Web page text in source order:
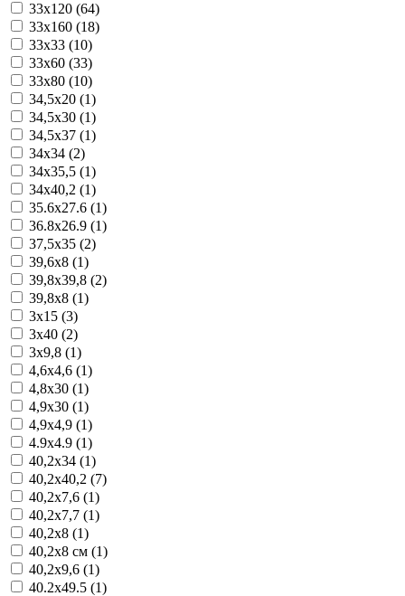
33x120 (64)
33x160 (18)
33x33 (10)
33x60 (33)
33x80 (10)
34,5x20 (1)
34,5x30 (1)
34,5x37 (1)
34x34 (2)
34x35,5 (1)
34x40,2 (1)
35.6x27.6 (1)
36.8x26.9 (1)
37,5x35 (2)
39,6x8 (1)
39,8x39,8 (2)
39,8x8 (1)
3x15 (3)
3x40 (2)
3x9,8 (1)
4,6x4,6 (1)
4,8x30 (1)
4,9x30 (1)
4,9x4,9 (1)
4.9x4.9 (1)
40,2x34 (1)
40,2x40,2 (7)
40,2x7,6 (1)
40,2x7,7 (1)
40,2x8 (1)
40,2x8 см (1)
40,2x9,6 (1)
40.2x49.5 (1)